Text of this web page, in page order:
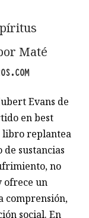
Maté
Evans de
en best
libro replantea
sustancias
no
ofrece un
comprensión,
social. En